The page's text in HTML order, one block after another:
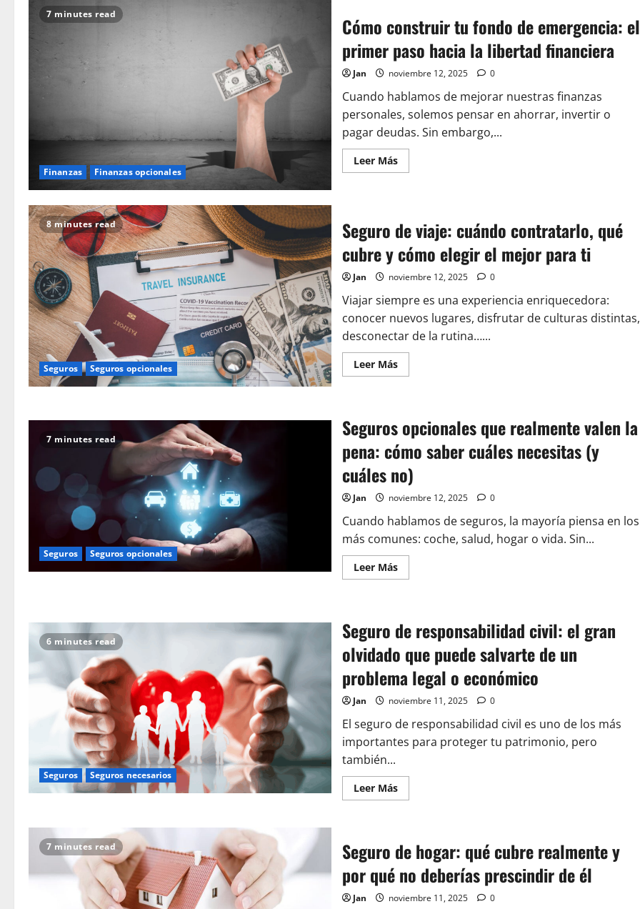
identificarlos
y
eliminarlos
sin
renunciar
a
estilo
de
vida
7 minutes read
Finanzas Finanzas opcionales
Cómo construir tu fondo de emergencia: el
primer paso hacia la libertad financiera
Jan noviembre 12, 2025 0
Cuando hablamos de mejorar nuestras finanzas
personales, solemos pensar en ahorrar, invertir o
pagar deudas. Sin embargo,...
Leer MásLeer
más
fondo
de
emergencia:
el
paso
la
libertad
financiera
8 minutes read
Seguros Seguros opcionales
Seguro de viaje: cuándo contratarlo, qué
cubre y cómo elegir el mejor para ti
Jan noviembre 12, 2025 0
Viajar siempre es una experiencia enriquecedora:
conocer nuevos lugares, disfrutar de culturas distintas,
desconectar de la rutina…...
Leer MásLeer
más
viaje:
cuándo
contratarlo,
qué
cubre
y
cómo
elegir
el
mejor
para
ti
7 minutes read
Seguros Seguros opcionales
Seguros opcionales que realmente valen la
pena: cómo saber cuáles necesitas (y
cuáles no)
Jan noviembre 12, 2025 0
Cuando hablamos de seguros, la mayoría piensa en los
más comunes: coche, salud, hogar o vida. Sin...
Leer MásLeer
más
que
realmente
la
pena:
cómo
saber
cuáles
necesitas
(y
cuáles
no)
6 minutes read
Seguros Seguros necesarios
Seguro de responsabilidad civil: el gran
olvidado que puede salvarte de un
problema legal o económico
Jan noviembre 11, 2025 0
El seguro de responsabilidad civil es uno de los más
importantes para proteger tu patrimonio, pero
también...
Leer MásLeer
más
responsabilidad
civil:
gran
olvidado
que
7 minutes read
Seguro de hogar: qué cubre realmente y
por qué no deberías prescindir de él
Jan noviembre 11, 2025 0